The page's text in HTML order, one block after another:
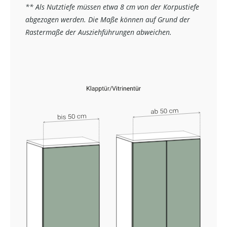
** Als Nutztiefe müssen etwa 8 cm von der Korpustiefe
abgezogen werden. Die Maße können auf Grund der
Rastermaße der Ausziehführungen abweichen.